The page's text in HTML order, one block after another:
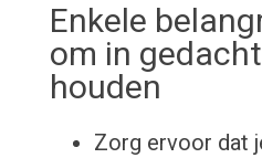
Enkele
om in
houden
Zorg ervoor dat